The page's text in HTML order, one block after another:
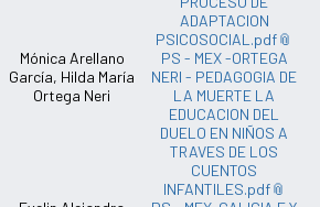
ADAPTACION
PSICOSOCIAL.pdf
Mónica Arellano
García, Hilda María
Ortega Neri
PS - MEX -ORTEGA
NERI - PEDAGOGIA DE
LA MUERTE LA
EDUCACION DEL
DUELO EN NIÑOS A
TRAVES DE LOS
CUENTOS
INFANTILES.pdf